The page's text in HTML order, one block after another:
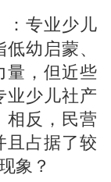
：专业少儿
幼启蒙、
量，但近些
业少儿社产
相反，民营
且占据了较
象？